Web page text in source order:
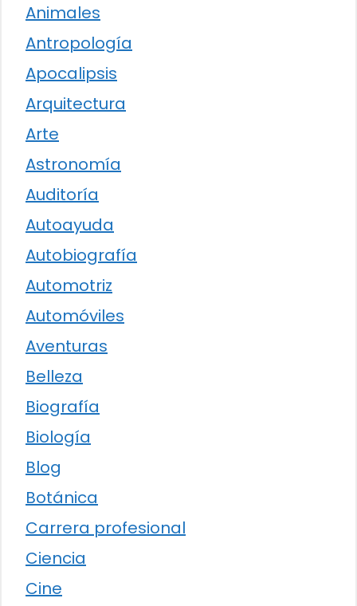
Animales
Antropología
Apocalipsis
Arquitectura
Arte
Astronomía
Auditoría
Autoayuda
Autobiografía
Automotriz
Automóviles
Aventuras
Belleza
Biografía
Biología
Blog
Botánica
Carrera profesional
Ciencia
Cine